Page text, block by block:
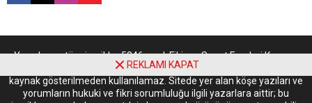
Yayınlanan tüm içerikler 5846 sayılı Fikir ve Sanat Eserleri Kanunu
kapsamında korunmaktadır. İzinsiz kopyalanamaz, çoğaltılamaz ve
kaynak gösterilmeden kullanılamaz. Sitede yer alan köşe yazıları ve
yorumların hukuki ve fikri sorumluluğu ilgili yazarlara aittir; bu
REKLAMI KAPAT